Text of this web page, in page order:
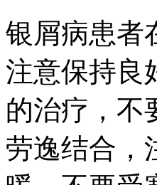
银屑病患者
注意保持良
的治疗，不
劳逸结合，